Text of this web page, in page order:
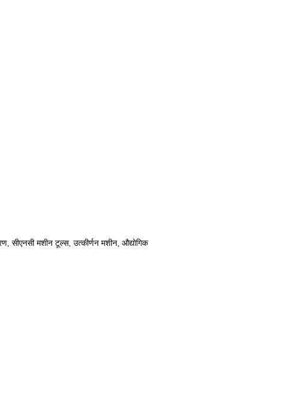
सीएनसी मशीन टूल्स, उत्कीर्णन मशीन, औद्योगिक